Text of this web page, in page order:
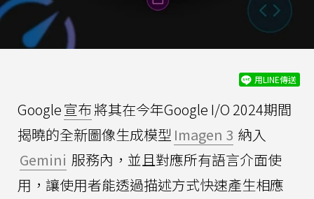
用LINE傳送
Google宣布將其在今年Google I/O 2024期間
揭曉的全新圖像生成模型 Imagen 3 納入
Gemini 服務內，並且對應所有語言介面使
用，讓使用者能透過描述方式快速產生相應